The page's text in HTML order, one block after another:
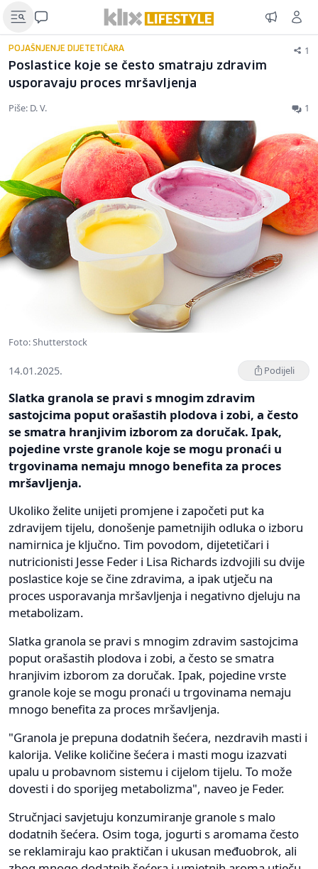
POJAŠNJENJE DIJETETIČARA 1
Poslastice koje se često smatraju zdravim
usporavaju proces mršavljenja
Piše: D. V. 1
Foto: Shutterstock
14.01.2025. Podijeli
Slatka granola se pravi s mnogim zdravim
sastojcima poput orašastih plodova i zobi, a često
se smatra hranjivim izborom za doručak. Ipak,
pojedine vrste granole koje se mogu pronaći u
trgovinama nemaju mnogo benefita za proces
mršavljenja.
Ukoliko želite unijeti promjene i započeti put ka
zdravijem tijelu, donošenje pametnijih odluka o izboru
namirnica je ključno. Tim povodom, dijetetičari i
nutricionisti Jesse Feder i Lisa Richards izdvojili su dvije
poslastice koje se čine zdravima, a ipak utječu na
proces usporavanja mršavljenja i negativno djeluju na
metabolizam.
Slatka granola se pravi s mnogim zdravim sastojcima
poput orašastih plodova i zobi, a često se smatra
hranjivim izborom za doručak. Ipak, pojedine vrste
granole koje se mogu pronaći u trgovinama nemaju
mnogo benefita za proces mršavljenja.
"Granola je prepuna dodatnih šećera, nezdravih masti i
kalorija. Velike količine šećera i masti mogu izazvati
upalu u probavnom sistemu i cijelom tijelu. To može
dovesti i do sporijeg metabolizma", naveo je Feder.
Stručnjaci savjetuju konzumiranje granole s malo
dodatnih šećera. Osim toga, jogurti s aromama često
se reklamiraju kao praktičan i ukusan međuobrok, ali